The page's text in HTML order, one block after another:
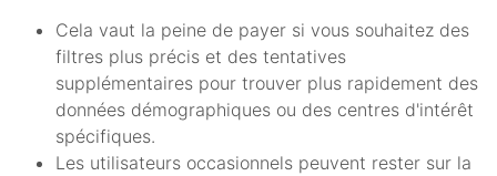
Cela vaut la peine de payer si vous souhaitez des
filtres plus précis et des tentatives
supplémentaires pour trouver plus rapidement des
données démographiques ou des centres d'intérêt
spécifiques.
Les utilisateurs occasionnels peuvent rester sur la